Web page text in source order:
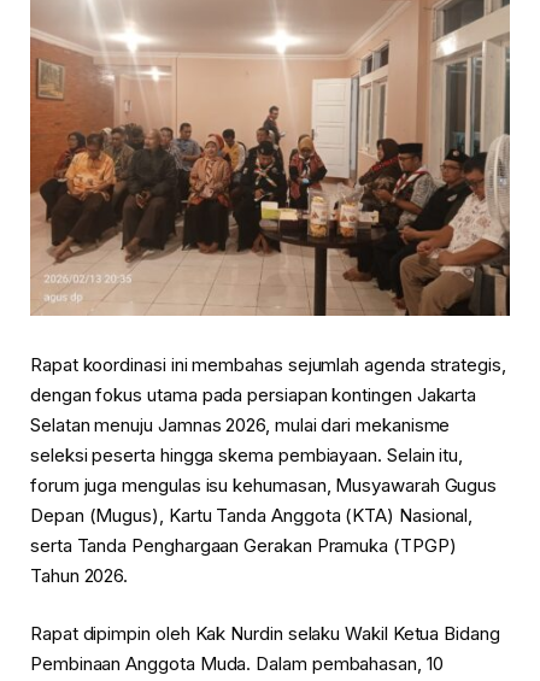
Rapat koordinasi ini membahas sejumlah agenda strategis,
dengan fokus utama pada persiapan kontingen Jakarta
Selatan menuju Jamnas 2026, mulai dari mekanisme
seleksi peserta hingga skema pembiayaan. Selain itu,
forum juga mengulas isu kehumasan, Musyawarah Gugus
Depan (Mugus), Kartu Tanda Anggota (KTA) Nasional,
serta Tanda Penghargaan Gerakan Pramuka (TPGP)
Tahun 2026.
Rapat dipimpin oleh Kak Nurdin selaku Wakil Ketua Bidang
Pembinaan Anggota Muda. Dalam pembahasan, 10